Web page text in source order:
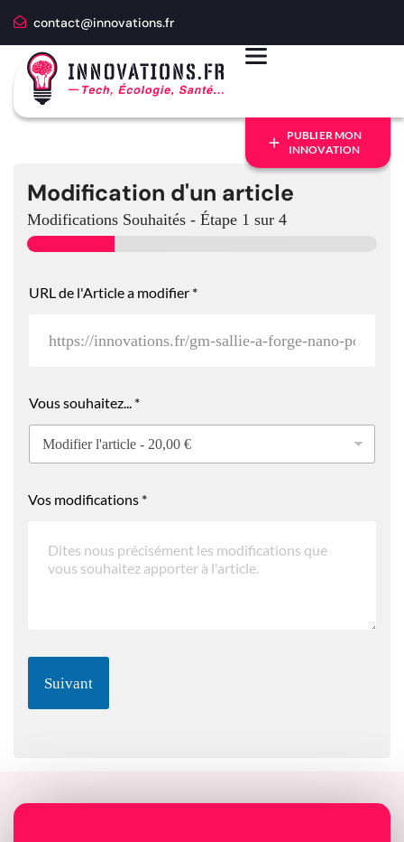
contact@innovations.fr
PUBLIER MON
INNOVATION
Modification d'un article
Modifications Souhaités - Étape 1 sur 4
URL de l'Article a modifier *
Vous souhaitez... *
Vos modifications *
Suivant